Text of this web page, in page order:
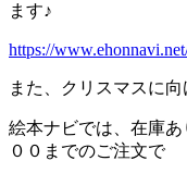
ます♪
https://
また、クリスマスに
絵本ナビでは、在庫あ
００までのご注文で